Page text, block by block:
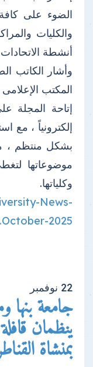
الضوء على
والكليات
أنشطة
وأشار الكاتب
المكتب
إتاحة المجلة
إلكترونياً ، مع
بشكل منتظم ،
موضوعاتها
وكلياتها.
News-
October-2025...
22 نوفمبر
جامعة
ينظمان
بمنشاة